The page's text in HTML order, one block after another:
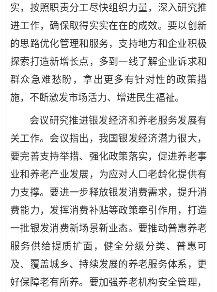
实，按照职责分工尽快组织力量，深入研究推
进工作，确保取得实实在在的成效。要以创新
的思路优化管理和服务，支持地方和企业积极
探索打造新增长点，多到一线了解企业诉求和
群众急难愁盼，拿出更多有针对性的政策措
施，不断激发市场活力、增进民生福祉。
会议研究推进银发经济和养老服务发展有
关工作。会议指出，我国银发经济潜力很大，
要完善支持举措、强化政策落实，促进养老事
业和养老产业发展，为应对人口老龄化提供有
力支撑。要进一步释放银发消费需求，提升消
费能力，发挥消费补贴等政策牵引作用，打造
一批银发消费新场景新业态。要推动普惠养老
服务供给提质扩面，健全分级分类、普惠可
及、覆盖城乡、持续发展的养老服务体系，更
好保障老有所养。要加强养老机构安全管理，